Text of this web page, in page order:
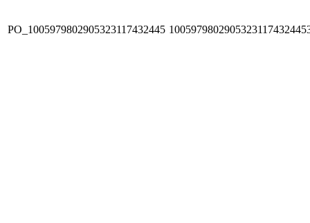
PO_1005979802905323117432445